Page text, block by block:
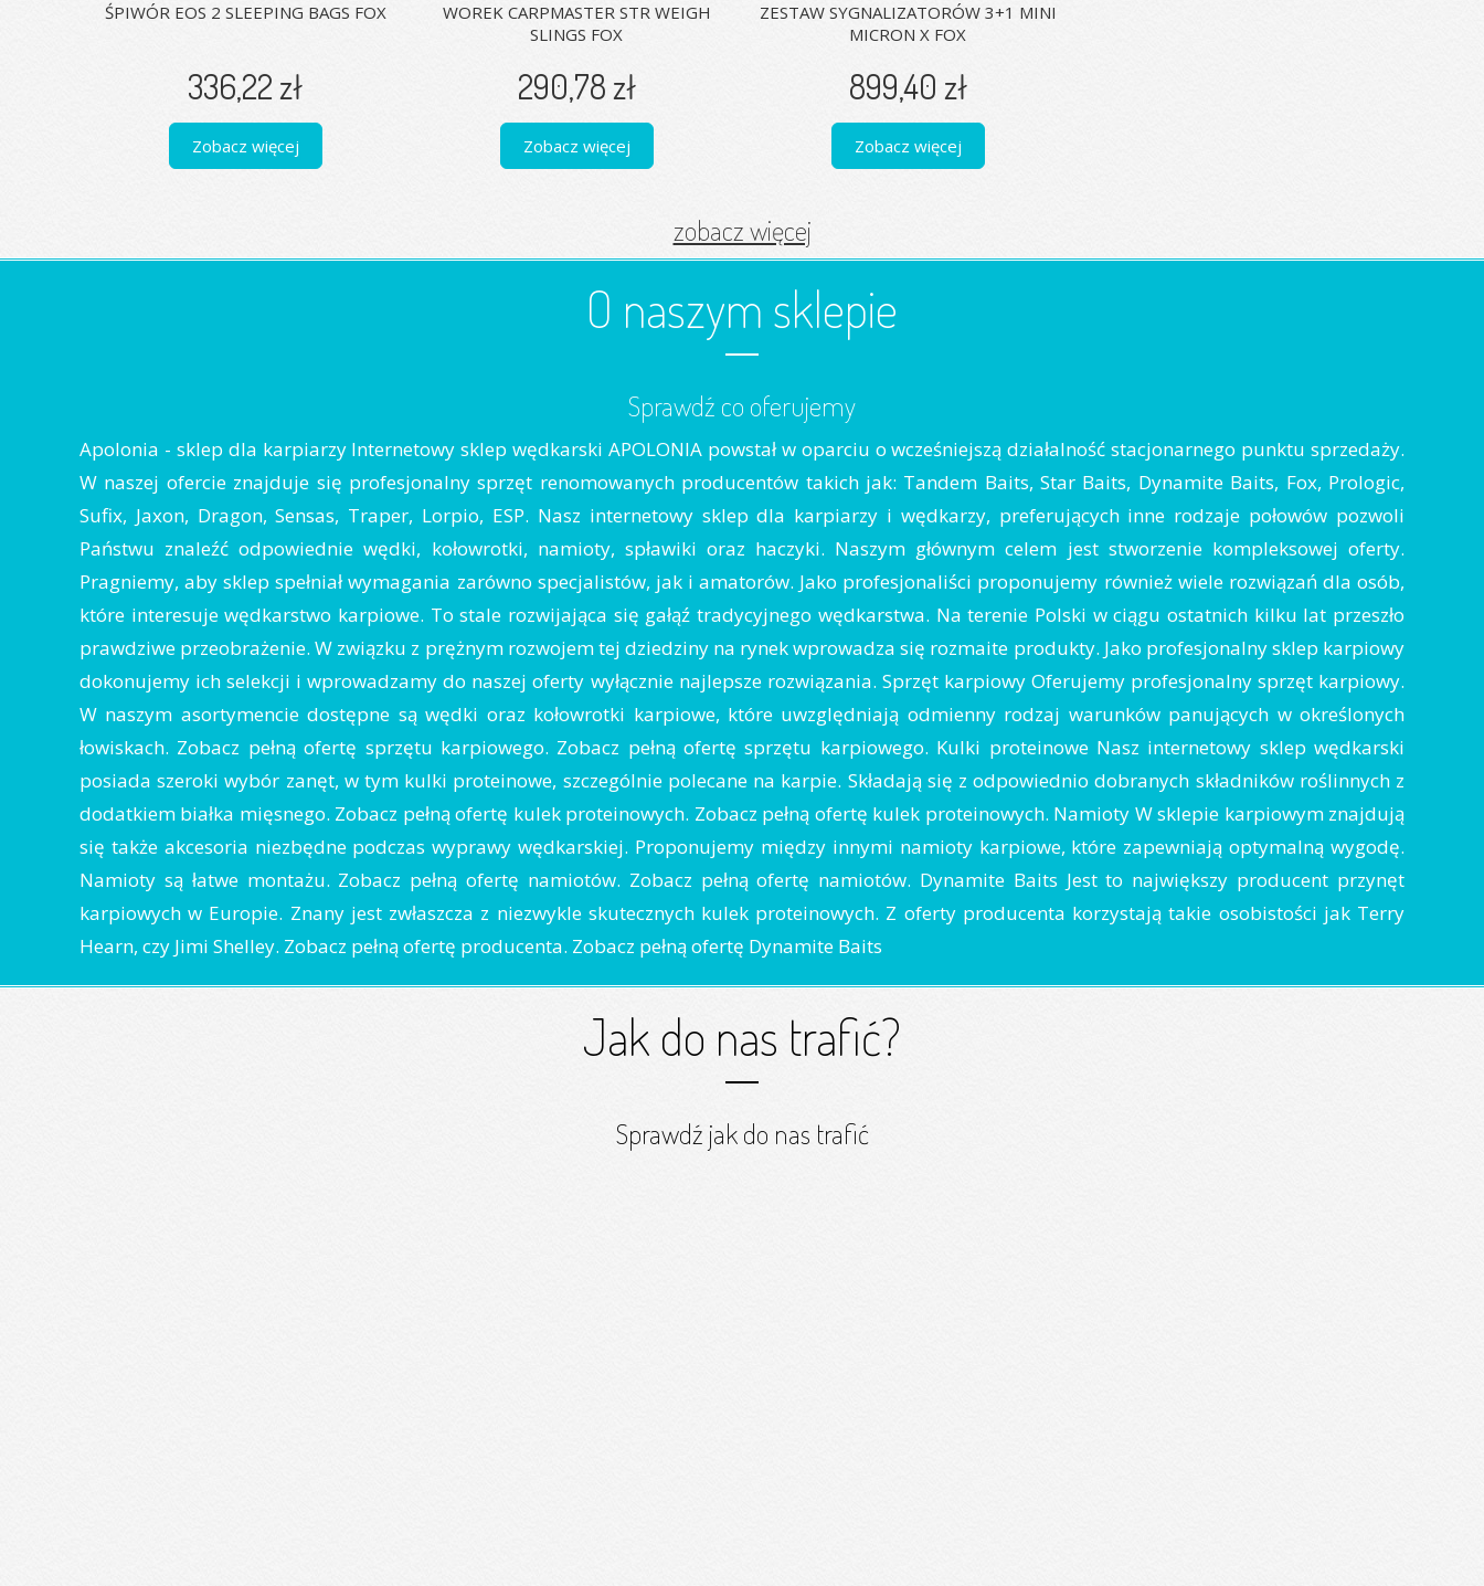
ŚPIWÓR EOS 2 SLEEPING BAGS FOX
336,22 zł
Zobacz więcej
WOREK CARPMASTER STR WEIGH
SLINGS FOX
290,78 zł
Zobacz więcej
ZESTAW SYGNALIZATORÓW 3+1 MINI
MICRON X FOX
899,40 zł
Zobacz więcej
zobacz więcej
O naszym sklepie
Sprawdź co oferujemy
Apolonia - sklep dla karpiarzy Internetowy sklep wędkarski APOLONIA powstał w oparciu o wcześniejszą działalność stacjonarnego punktu sprzedaży.
W naszej ofercie znajduje się profesjonalny sprzęt renomowanych producentów takich jak: Tandem Baits, Star Baits, Dynamite Baits, Fox, Prologic,
Sufix, Jaxon, Dragon, Sensas, Traper, Lorpio, ESP. Nasz internetowy sklep dla karpiarzy i wędkarzy, preferujących inne rodzaje połowów pozwoli
Państwu znaleźć odpowiednie wędki, kołowrotki, namioty, spławiki oraz haczyki. Naszym głównym celem jest stworzenie kompleksowej oferty.
Pragniemy, aby sklep spełniał wymagania zarówno specjalistów, jak i amatorów. Jako profesjonaliści proponujemy również wiele rozwiązań dla osób,
które interesuje wędkarstwo karpiowe. To stale rozwijająca się gałąź tradycyjnego wędkarstwa. Na terenie Polski w ciągu ostatnich kilku lat przeszło
prawdziwe przeobrażenie. W związku z prężnym rozwojem tej dziedziny na rynek wprowadza się rozmaite produkty. Jako profesjonalny sklep karpiowy
dokonujemy ich selekcji i wprowadzamy do naszej oferty wyłącznie najlepsze rozwiązania. Sprzęt karpiowy Oferujemy profesjonalny sprzęt karpiowy.
W naszym asortymencie dostępne są wędki oraz kołowrotki karpiowe, które uwzględniają odmienny rodzaj warunków panujących w określonych
łowiskach. Zobacz pełną ofertę sprzętu karpiowego. Zobacz pełną ofertę sprzętu karpiowego. Kulki proteinowe Nasz internetowy sklep wędkarski
posiada szeroki wybór zanęt, w tym kulki proteinowe, szczególnie polecane na karpie. Składają się z odpowiednio dobranych składników roślinnych z
dodatkiem białka mięsnego. Zobacz pełną ofertę kulek proteinowych. Zobacz pełną ofertę kulek proteinowych. Namioty W sklepie karpiowym znajdują
się także akcesoria niezbędne podczas wyprawy wędkarskiej. Proponujemy między innymi namioty karpiowe, które zapewniają optymalną wygodę.
Namioty są łatwe montażu. Zobacz pełną ofertę namiotów. Zobacz pełną ofertę namiotów. Dynamite Baits Jest to największy producent przynęt
karpiowych w Europie. Znany jest zwłaszcza z niezwykle skutecznych kulek proteinowych. Z oferty producenta korzystają takie osobistości jak Terry
Hearn, czy Jimi Shelley. Zobacz pełną ofertę producenta. Zobacz pełną ofertę Dynamite Baits
Jak do nas trafić?
Sprawdź jak do nas trafić